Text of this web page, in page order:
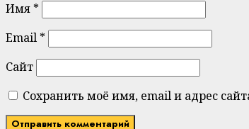
Имя *
Email *
Сайт
Сохранить моё имя, email и адрес